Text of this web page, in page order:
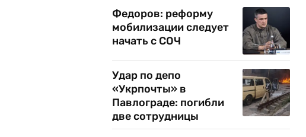
Федоров: реформу
мобилизации следует
начать с СОЧ
Удар по депо
«Укрпочты» в
Павлограде: погибли
две сотрудницы